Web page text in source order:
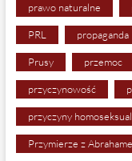
prawo naturalne
PRL propaganda
Prusy przemoc
przyczynowość
przyczyny
Przymierze z